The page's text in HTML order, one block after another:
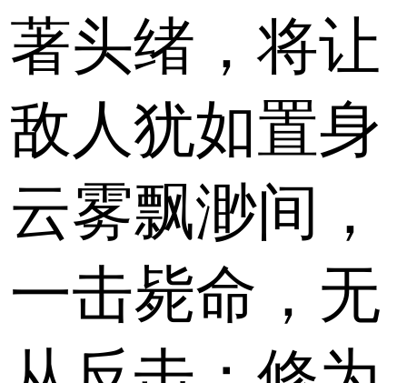
著头绪，将让
敌人犹如置身
云雾飘渺间，
一击毙命，无